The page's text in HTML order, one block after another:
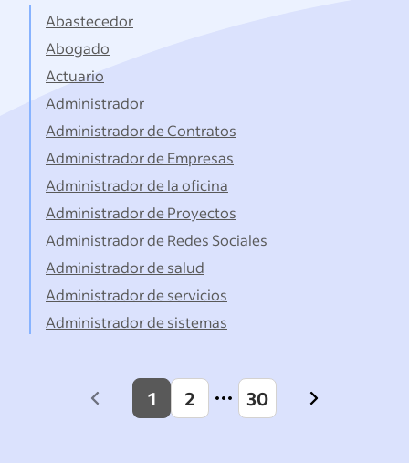
Abastecedor
Abogado
Actuario
Administrador
Administrador de Contratos
Administrador de Empresas
Administrador de la oficina
Administrador de Proyectos
Administrador de Redes Sociales
Administrador de salud
Administrador de servicios
Administrador de sistemas
Previous
1 2 30
Next